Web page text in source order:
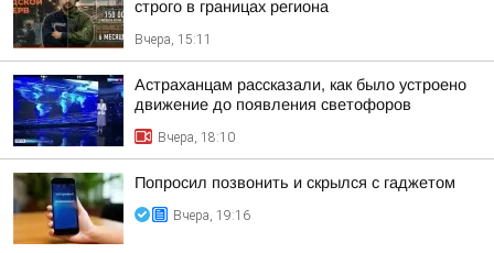
строго в границах региона
Вчера, 15:11
Астраханцам рассказали, как было устроено
движение до появления светофоров
Вчера, 18:10
Попросил позвонить и скрылся с гаджетом
Вчера, 19:16